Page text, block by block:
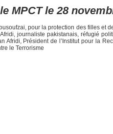
MPCT le 28
pour la protection des filles et
journaliste pakistanais, réfugié
Président de l’Institut pour la
le Terrorisme